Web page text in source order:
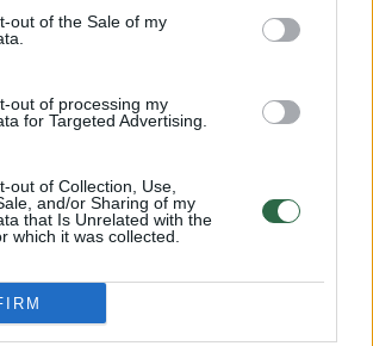
out of the Sale of my
out of processing my
for Targeted Advertising.
out of Collection, Use,
and/or Sharing of my
that Is Unrelated with the
which it was collected.
sakant, nieko panašaus po
neatsirado. Yra keli
sakė menotyrininkė.
mirties ją vilniečiai
kitaip?– A.Gudaitytės